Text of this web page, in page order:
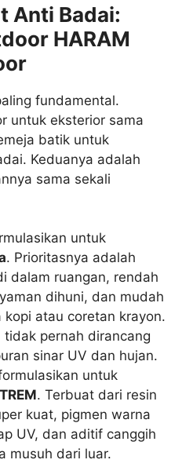
Anti Badai:
HARAM
fundamental.
untuk eksterior sama
batik untuk
Keduanya adalah
sama sekali
untuk
. Prioritasnya adalah
dalam ruangan, rendah
dihuni, dan mudah
atau coretan krayon.
pernah dirancang
sinar UV dan hujan.
untuk
. Terbuat dari resin
kuat, pigmen warna
UV, dan aditif canggih
musuh dari luar.